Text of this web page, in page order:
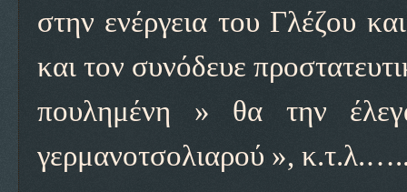
στην ενέργεια του Γλέζου
και τον συνόδευε
πουλημένη » θα την
γερμανοτσολιαρού »,